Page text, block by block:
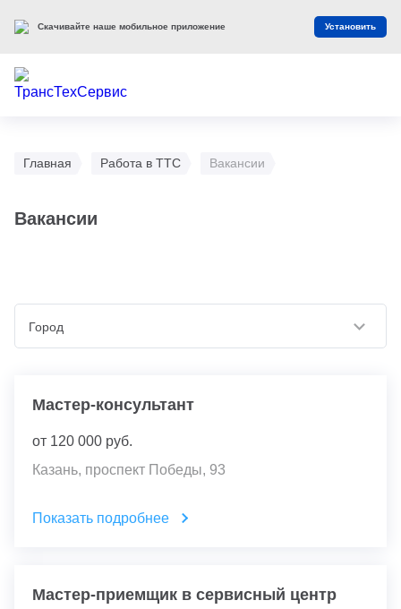
Главная Работа в ТТС Вакансии
Вакансии
Город
Мастер-консультант
от 120 000 руб.
Казань, проспект Победы, 93
Показать подробнее
Мастер-приемщик в сервисный центр
Скачивайте наше мобильное приложение Установить